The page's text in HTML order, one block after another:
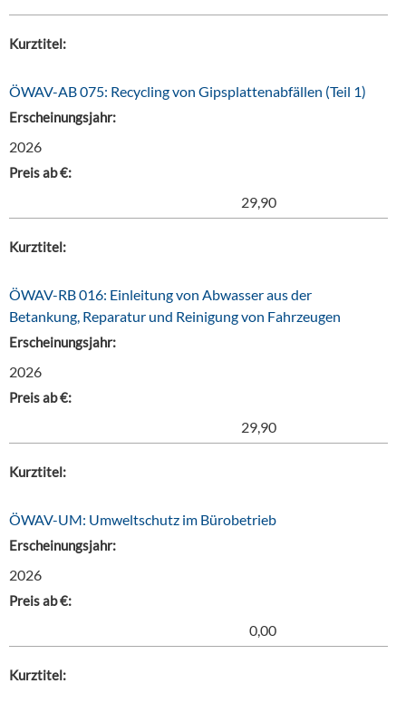
Kurztitel:
ÖWAV-AB 075: Recycling von Gipsplattenabfällen (Teil 1)
Erscheinungsjahr:
2026
Preis ab €:
29,90
Kurztitel:
ÖWAV-RB 016: Einleitung von Abwasser aus der
Betankung, Reparatur und Reinigung von Fahrzeugen
Erscheinungsjahr:
2026
Preis ab €:
29,90
Kurztitel:
ÖWAV-UM: Umweltschutz im Bürobetrieb
Erscheinungsjahr:
2026
Preis ab €:
0,00
Kurztitel: